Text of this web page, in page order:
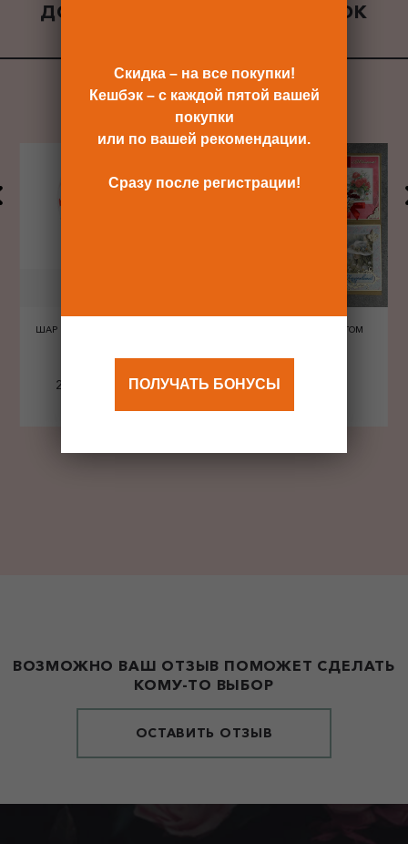
ДОБАВИТЬ К ЗАКАЗУ ПОДАРОК
ШАР ШЕЛКОГРАФИЯ СЕРДЦА
240 Р
ОТКРЫТКА С КОНВЕРТОМ
480 Р
ВОЗМОЖНО ВАШ ОТЗЫВ ПОМОЖЕТ СДЕЛАТЬ
КОМУ-ТО ВЫБОР
ОСТАВИТЬ ОТЗЫВ
Скидка – на все покупки!
Кешбэк – с каждой пятой вашей
покупки
или по вашей рекомендации.
Сразу после регистрации!
ПОЛУЧАТЬ БОНУСЫ